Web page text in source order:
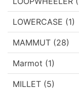
LOWERCASE (1)
MAMMUT (28)
Marmot (1)
MILLET (5)